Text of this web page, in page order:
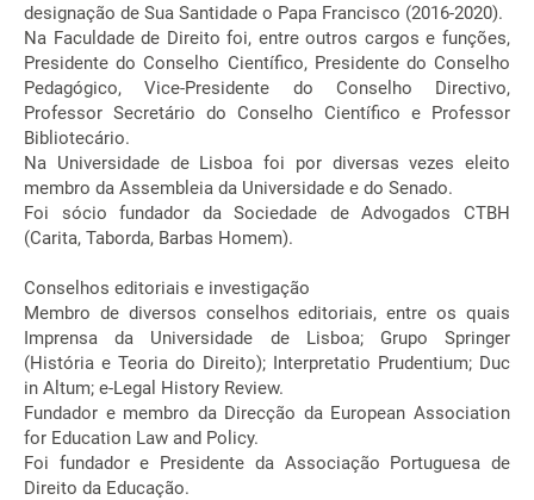
designação de Sua Santidade o Papa Francisco (2016-2020).
Na Faculdade de Direito foi, entre outros cargos e funções,
Presidente do Conselho Científico, Presidente do Conselho
Pedagógico, Vice-Presidente do Conselho Directivo,
Professor Secretário do Conselho Científico e Professor
Bibliotecário.
Na Universidade de Lisboa foi por diversas vezes eleito
membro da Assembleia da Universidade e do Senado.
Foi sócio fundador da Sociedade de Advogados CTBH
(Carita, Taborda, Barbas Homem).
Conselhos editoriais e investigação
Membro de diversos conselhos editoriais, entre os quais
Imprensa da Universidade de Lisboa; Grupo Springer
(História e Teoria do Direito); Interpretatio Prudentium; Duc
in Altum; e-Legal History Review.
Fundador e membro da Direcção da European Association
for Education Law and Policy.
Foi fundador e Presidente da Associação Portuguesa de
Direito da Educação.